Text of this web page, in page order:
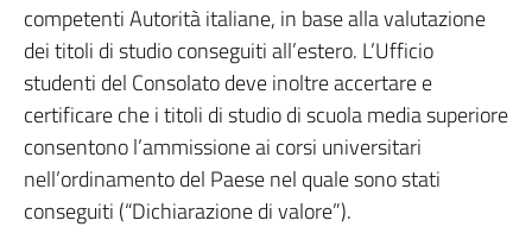
competenti Autorità italiane, in base alla valutazione
dei titoli di studio conseguiti all’estero. L’Ufficio
studenti del Consolato deve inoltre accertare e
certificare che i titoli di studio di scuola media superiore
consentono l’ammissione ai corsi universitari
nell’ordinamento del Paese nel quale sono stati
conseguiti (“Dichiarazione di valore”).